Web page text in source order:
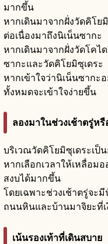
มากขึ้น
หากเดินมาจากฝั่งวัดคิโย
ต่อเนื่องมาถึงนิเน็นซากะ
หากเดินมาจากฝั่งวัดโคไ
ซากะและวัดคิโยมิซุเดระ
หากเข้าใจว่านิเน็นซากะ
ทั้งหมดจะเข้าใจง่ายขึ้น
ลองมาในช่วงเช้าตรู่หรื
บริเวณวัดคิโยมิซุเดระเป็
หากเลือกเวลาให้เหลื่อม
สงบได้มากขึ้น
โดยเฉพาะช่วงเช้าตรู่จะ
ถนนหินและบ้านมาจิยะที่เ
เน้นรองเท้าที่เดินสบาย